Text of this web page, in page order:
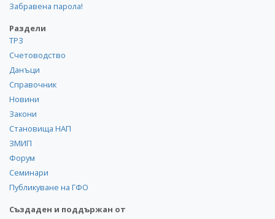
Забравена парола!
Раздели
ТРЗ
Счетоводство
Данъци
Справочник
Новини
Закони
Становища НАП
ЗМИП
Форум
Семинари
Публикуване на ГФО
Създаден и поддържан от